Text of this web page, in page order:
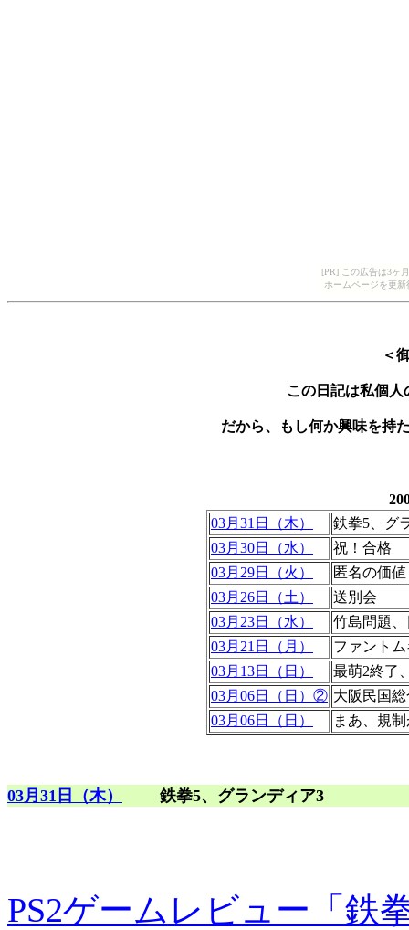
[PR] この広告は3ヶ
ホームページを更
＜
この日記は私個
だから、もし何か興味を持
03月31日（木）
鉄拳5、グ
03月30日（水）
祝！合格
03月29日（火）
匿名の価値
03月26日（土）
送別会
03月23日（水）
竹島問題
03月21日（月）
ファント
03月13日（日）
最萌2終了
03月06日（日）② 大阪民国
03月06日（日）
まあ、規
03月31日（木） 鉄拳5、グランディア3
PS2ゲームレビュー「鉄